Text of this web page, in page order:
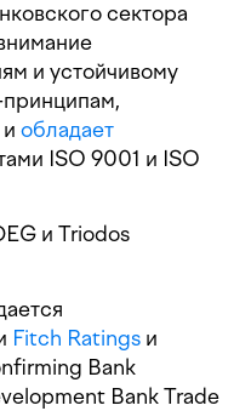
сектора
и устойчивому
обладает
ISO 9001 и ISO
и Triodos
Fitch Ratings и
Bank
Bank Trade